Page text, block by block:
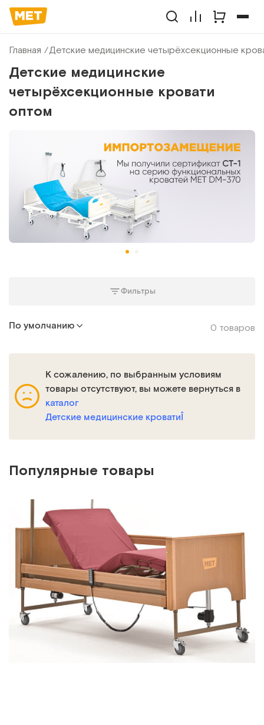
Главная Детские медицинские четырёхсекционные
Детские медицинские
четырёхсекционные кровати
оптом
Фильтры
По умолчанию 0 товаров
К сожалению, по выбранным условиям
товары отсутствуют, вы можете вернуться в
каталог
Детские медицинские кроватиÎ
Популярные товары